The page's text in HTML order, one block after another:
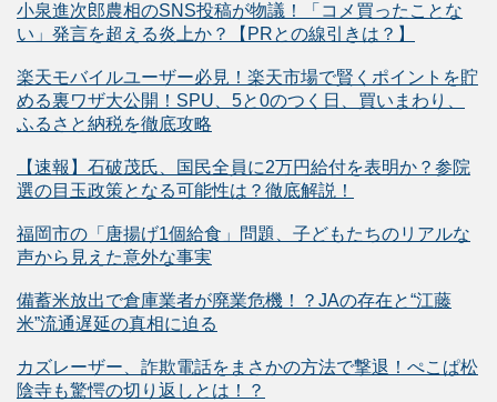
小泉進次郎農相のSNS投稿が物議！「コメ買ったことな
い」発言を超える炎上か？【PRとの線引きは？】
楽天モバイルユーザー必見！楽天市場で賢くポイントを貯
める裏ワザ大公開！SPU、5と0のつく日、買いまわり、
ふるさと納税を徹底攻略
【速報】石破茂氏、国民全員に2万円給付を表明か？参院
選の目玉政策となる可能性は？徹底解説！
福岡市の「唐揚げ1個給食」問題、子どもたちのリアルな
声から見えた意外な事実
備蓄米放出で倉庫業者が廃業危機！？JAの存在と“江藤
米”流通遅延の真相に迫る
カズレーザー、詐欺電話をまさかの方法で撃退！ぺこぱ松
陰寺も驚愕の切り返しとは！？